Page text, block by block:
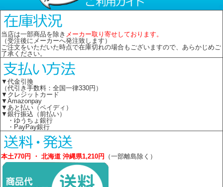
当店は一部商品を除き メーカー取り寄せしております。
（受注後にメーカーへ発注致します）
ご注文をいただいた時点で在庫切れの場合もございますので、あらかじめご
了承ください。
▼代金引換
（代引き手数料：全国一律330円）
▼クレジットカード
▼Amazonpay
▼あと払い（ペイディ）
▼銀行振込（前払い）
・ゆうちょ銀行
・PayPay銀行
本土770円 ・ 北海道 沖縄県1,210円 （一部離島除く）